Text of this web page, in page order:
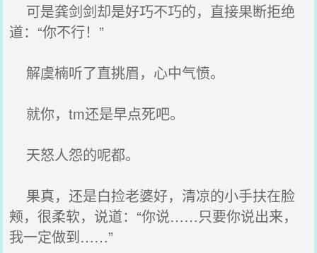
可是龚剑剑却是好巧不巧的，直接果断拒绝
道：“你不行！”
解虞楠听了直挑眉，心中气愤。
就你，tm还是早点死吧。
天怒人怨的呢都。
果真，还是白捡老婆好，清凉的小手扶在脸
颊，很柔软，说道：“你说……只要你说出来，
我一定做到……”